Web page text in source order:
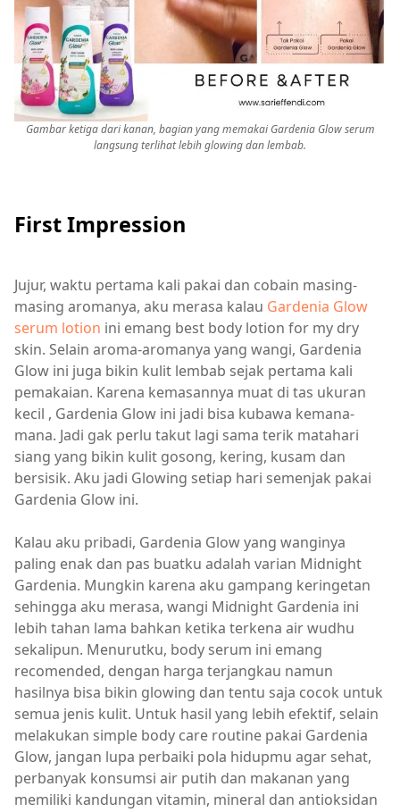
Gambar ketiga dari kanan, bagian yang memakai Gardenia Glow serum
langsung terlihat lebih glowing dan lembab.
First Impression
Jujur, waktu pertama kali pakai dan cobain masing-
masing aromanya, aku merasa kalau Gardenia Glow
serum lotion ini emang best body lotion for my dry
skin. Selain aroma-aromanya yang wangi, Gardenia
Glow ini juga bikin kulit lembab sejak pertama kali
pemakaian. Karena kemasannya muat di tas ukuran
kecil , Gardenia Glow ini jadi bisa kubawa kemana-
mana. Jadi gak perlu takut lagi sama terik matahari
siang yang bikin kulit gosong, kering, kusam dan
bersisik. Aku jadi Glowing setiap hari semenjak pakai
Gardenia Glow ini.
Kalau aku pribadi, Gardenia Glow yang wanginya
paling enak dan pas buatku adalah varian Midnight
Gardenia. Mungkin karena aku gampang keringetan
sehingga aku merasa, wangi Midnight Gardenia ini
lebih tahan lama bahkan ketika terkena air wudhu
sekalipun. Menurutku, body serum ini emang
recomended, dengan harga terjangkau namun
hasilnya bisa bikin glowing dan tentu saja cocok untuk
semua jenis kulit. Untuk hasil yang lebih efektif, selain
melakukan simple body care routine pakai Gardenia
Glow, jangan lupa perbaiki pola hidupmu agar sehat,
perbanyak konsumsi air putih dan makanan yang
memiliki kandungan vitamin, mineral dan antioksidan